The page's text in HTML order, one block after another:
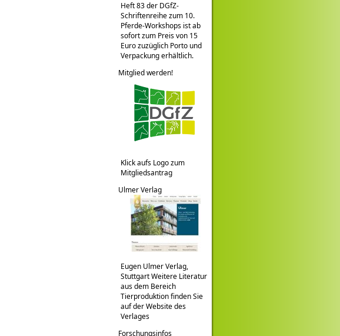
Heft 83 der DGfZ-
Schriftenreihe zum 10.
Pferde-Workshops ist ab
sofort zum Preis von 15
Euro zuzüglich Porto und
Verpackung erhältlich.
Mitglied werden!
Klick aufs Logo zum
Mitgliedsantrag
Ulmer Verlag
Eugen Ulmer Verlag,
Stuttgart Weitere Literatur
aus dem Bereich
Tierproduktion finden Sie
auf der Website des
Verlages
Forschungsinfos